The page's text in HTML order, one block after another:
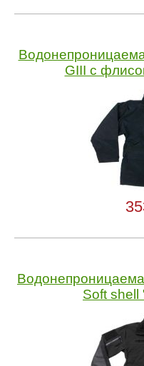
GIII с
Soft shell